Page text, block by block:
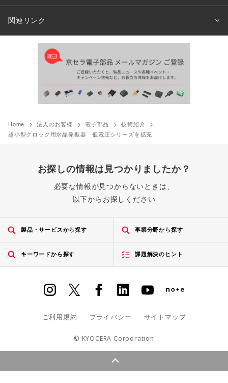
関連リンク
Home 法人のお客様 電子部品
技術紹介
超小型クロック用水晶発振器 低電圧シリーズを拡充
お探しの情報は見つかりましたか？
必要な情報が見つからないときは、
以下からお探しください
製品・サービスから探す 事業分野から探す
キーワードから探す 課題解決のヒント
ご利用規約 プライバシー サイトマップ
© KYOCERA Corporation